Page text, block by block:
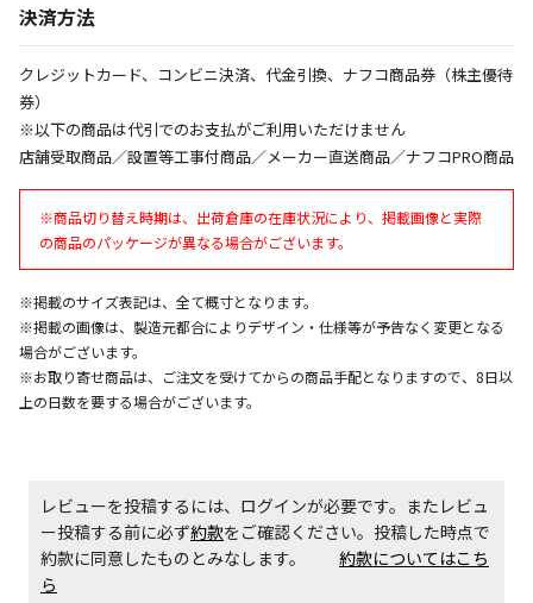
ただし、メーカーの営業日に基づき出荷手続きを行う
ため、通常よりお時間をいただく場合がございます。
は、休業明けからの出荷対応となります。
決定となります。
お見積商品です。金額・施工日はお打ち合わせの上、
エアコンの取付工事が必要な商品です。別途費用が発
生する場合がございます。
決済方法
クレジットカード、コンビニ決済、代金引換、ナフコ商品券（株主優待
券）
※以下の商品は代引でのお支払がご利用いただけません
店舗受取商品／設置等工事付商品／メーカー直送商品／ナフコPRO商品
※商品切り替え時期は、出荷倉庫の在庫状況により、掲載画像と実際
の商品のパッケージが異なる場合がございます。
※掲載のサイズ表記は、全て概寸となります。
※掲載の画像は、製造元都合によりデザイン・仕様等が予告なく変更となる
場合がございます。
※お取り寄せ商品は、ご注文を受けてからの商品手配となりますので、8日以
上の日数を要する場合がございます。
レビューを投稿するには、ログインが必要です。またレビュ
ー投稿する前に必ず約款をご確認ください。投稿した時点で
約款に同意したものとみなします。 約款についてはこち
ら